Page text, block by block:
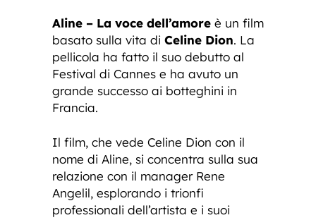
Aline – La voce dell’amore è un film
basato sulla vita di Celine Dion. La
pellicola ha fatto il suo debutto al
Festival di Cannes e ha avuto un
grande successo ai botteghini in
Francia.
Il film, che vede Celine Dion con il
nome di Aline, si concentra sulla sua
relazione con il manager Rene
Angelil, esplorando i trionfi
professionali dell’artista e i suoi